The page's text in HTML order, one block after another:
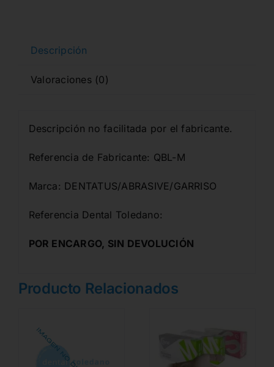
Descripción
Valoraciones (0)
Descripción no facilitada por el fabricante.
Referencia de Fabricante: QBL-M
Marca: DENTATUS/ABRASIVE/GARRISO
Referencia Dental Toledano:
POR ENCARGO, SIN DEVOLUCIÓN
Producto Relacionados